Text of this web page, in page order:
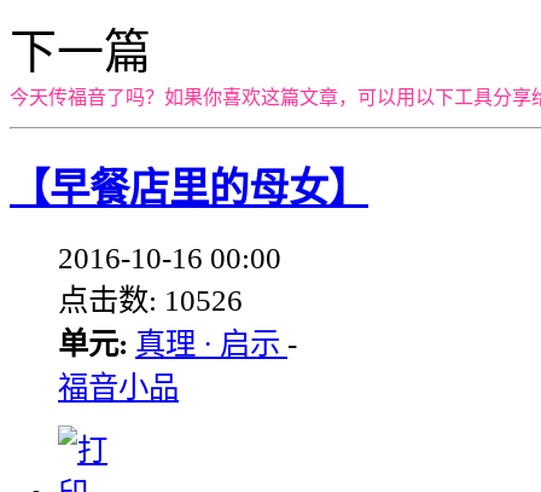
下一篇
今天传福音了吗？如果你喜欢这篇文章，可以用以下工具分享
【早餐店里的母女】
2016-10-16 00:00
点击数: 10526
单元: 真理 · 启示 -
福音小品